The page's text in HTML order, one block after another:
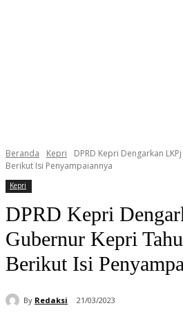
Beranda Kepri
DPRD Kepri Dengarkan
Berikut Isi Penyampaiannya
Kepri
DPRD Kepri
Gubernur Kepri
Berikut Isi
By Redaksi 21/03/2023